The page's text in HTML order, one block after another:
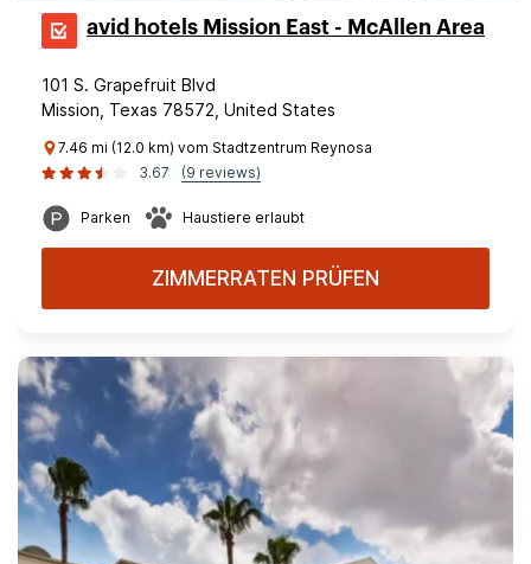
avid hotels Mission East - McAllen Area
101 S. Grapefruit Blvd
Mission, Texas 78572, United States
7.46 mi (12.0 km) vom Stadtzentrum Reynosa
3.67
(9 reviews)
Parken Haustiere erlaubt
ZIMMERRATEN PRÜFEN